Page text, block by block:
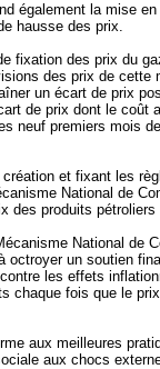
également la mise
hausse des prix.
fixation des prix du
des prix de cette
un écart de prix
de prix dont le coût
neuf premiers mois
et fixant les
National de
des produits pétroliers
National de
octroyer un soutien
les effets
chaque fois que le
aux meilleures
aux chocs